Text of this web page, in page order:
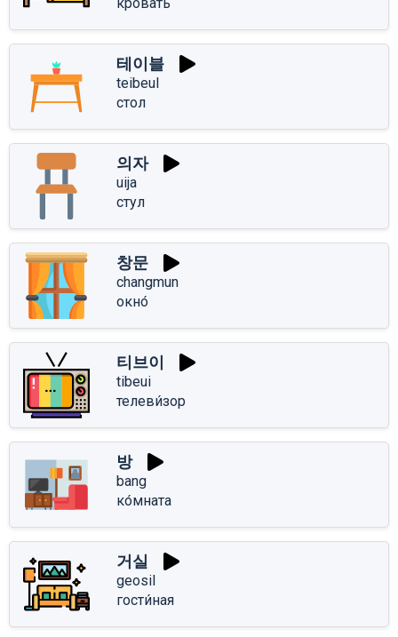
테이블
teibeul
стол
의자
uija
стул
창문
changmun
окно́
티브이
tibeui
телеви́зор
방
bang
ко́мната
거실
geosil
гости́ная